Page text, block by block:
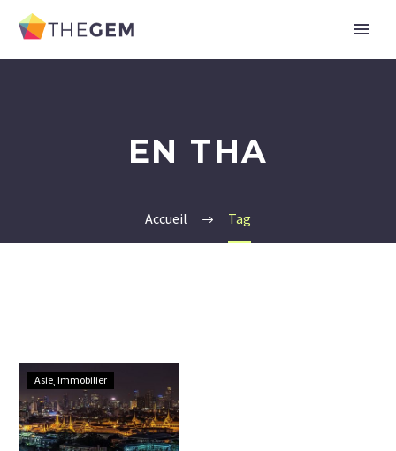
EN THA
Accueil Tag
Pourquoi
investir
dans
l’immobilier
Asie Immobilier